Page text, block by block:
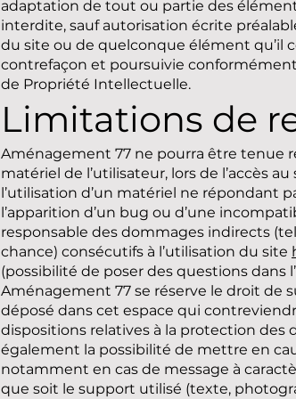
adaptation de tout ou partie des
interdite, sauf autorisation écrite
du site ou de quelconque élément qu’il
contrefaçon et poursuivie
de Propriété Intellectuelle.
Limitations de
Aménagement 77 ne pourra être tenue
matériel de l’utilisateur, lors de l’accès au
l’utilisation d’un matériel ne répondant
l’apparition d’un bug ou d’une
responsable des dommages indirects
chance) consécutifs à l’utilisation du site
(possibilité de poser des questions dans
Aménagement 77 se réserve le droit de
déposé dans cet espace qui
dispositions relatives à la protection des
également la possibilité de mettre en
notamment en cas de message à
que soit le support utilisé (texte,